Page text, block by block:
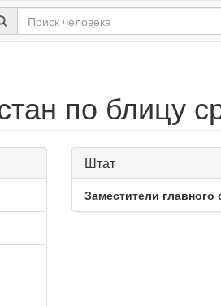
по блицу
Штат
Заместители главного